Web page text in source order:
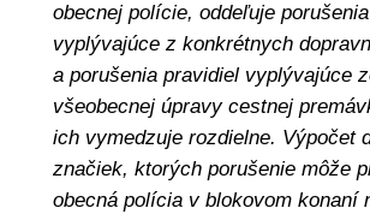
obecnej polície, oddeľuje
vyplývajúce z konkrétnych
a porušenia pravidiel vyplývajúce
všeobecnej úpravy cestnej
ich vymedzuje rozdielne. Výpočet
značiek, ktorých porušenie môže
obecná polícia v blokovom konaní